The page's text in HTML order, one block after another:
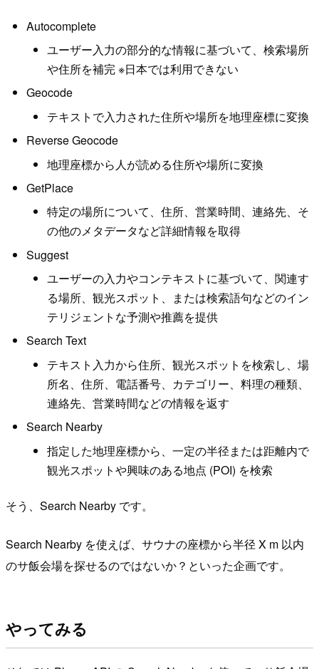
Autocomplete
ユーザー入力の部分的な情報に基づいて、検索場所
や住所を補完 ※日本では利用できない
Geocode
テキストで入力された住所や場所を地理座標に変換
Reverse Geocode
地理座標から人が読める住所や場所に変換
GetPlace
特定の場所について、住所、営業時間、連絡先、そ
の他のメタデータなど詳細情報を取得
Suggest
ユーザーの入力やコンテキストに基づいて、関連す
る場所、観光スポット、または検索語句などのイン
テリジェントな予測や推薦を提供
Search Text
テキスト入力から住所、観光スポットを検索し、場
所名、住所、電話番号、カテゴリー、料理の種類、
連絡先、営業時間などの情報を返す
Search Nearby
指定した地理座標から、一定の半径または距離内で
観光スポットや興味のある地点 (POI) を検索
そう、Search Nearby です。
Search Nearby を使えば、サウナの座標から半径 X m 以内
のサ飯会場を探せるのではないか？といった企画です。
やってみる